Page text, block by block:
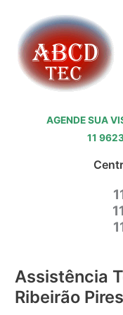
conteúdo
AGENDE SUA
11
Assistência
Ribeirão Pires